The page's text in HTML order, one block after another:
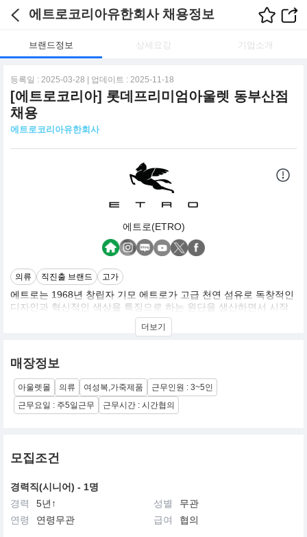
에트로코리아유한회사 채용정보
브랜드정보 상세요강 기업소개
등록일 : 2025-03-28 | 업데이트 : 2025-11-18
[에트로코리아] 롯데프리미엄아울렛 동부산점
채용
에트로코리아유한회사
에트로(ETRO)
의류 직진출 브랜드 고가
에트로는 1968년 창립자 기모 에트로가 고급 천연 섬유로 독창적인
디자인과 혁신적인 색상을 특징으로 하는 원단을 생산하면서 시작
했습니다. 1981년 페이즐리 모티프가 사용된 첫번째 컬렉션은 에트
로의 상징이 되었으며, 1984년 가죽 제품 라인과 페이즐리 자카드
컬렉션을 런칭했고, 1980년대 후반에는 향수 라인이 더해지면서 브
랜드의 라이프스타일 컨셉이 완성되었습니다. 1990년대 프레타포
르테에서 남성복과 여성복을 선보였으며 에트로의 창의적이고 독특
한 스타일은 즉각적으로 이 브랜드를 구분할 수 있도록 만듭니다. 원
단, 제품, 디자인의 결합으로 에트로만의 독특하고 고유한 아우라를
2020년 설립되어 2021년 한국에서 에트로 지사로서 비지니스를 시
작합니다.
더보기
매장정보
아울렛몰 의류 여성복,가죽제품
근무인원 : 3~5인
근무요일 : 주5일근무
근무시간 : 시간협의
모집조건
경력직(시니어) - 1명
경력
5년↑ 성별
무관
연령
연령무관 급여 협의